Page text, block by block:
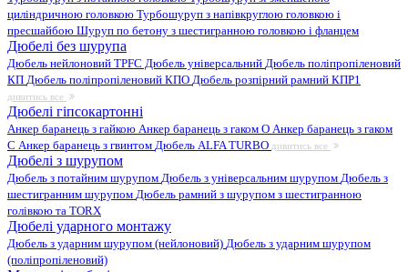
циліндричною головкою Турбошуруп з напівкруглою головкою і
пресшайбою Шуруп по бетону з шестигранною головкою і фланцем
Дюбелі без шурупа
Дюбель нейлоновий TPFC Дюбель універсальний Дюбель поліпропіленовий
КП Дюбель поліпропіленовий КПО Дюбель розпірний рамний КПР1
дивитись все
Дюбелі гіпсокартонні
Анкер баранець з гайкою Анкер баранець з гаком O Анкер баранець з гаком
С Анкер баранець з гвинтом Дюбель ALFA TURBO дивитись все
Дюбелі з шурупом
Дюбель з потайним шурупом Дюбель з універсальним шурупом Дюбель з
шестигранним шурупом Дюбель рамний з шурупом з шестигранною
голівкою та TORX
Дюбелі ударного монтажу
Дюбель з ударним шурупом (нейлоновий) Дюбель з ударним шурупом
(поліпропіленовий)